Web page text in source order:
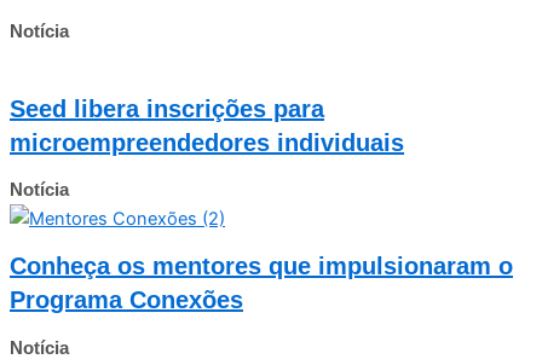
Notícia
Seed libera inscrições para
microempreendedores individuais
Notícia
Conheça os mentores que impulsionaram o
Programa Conexões
Notícia